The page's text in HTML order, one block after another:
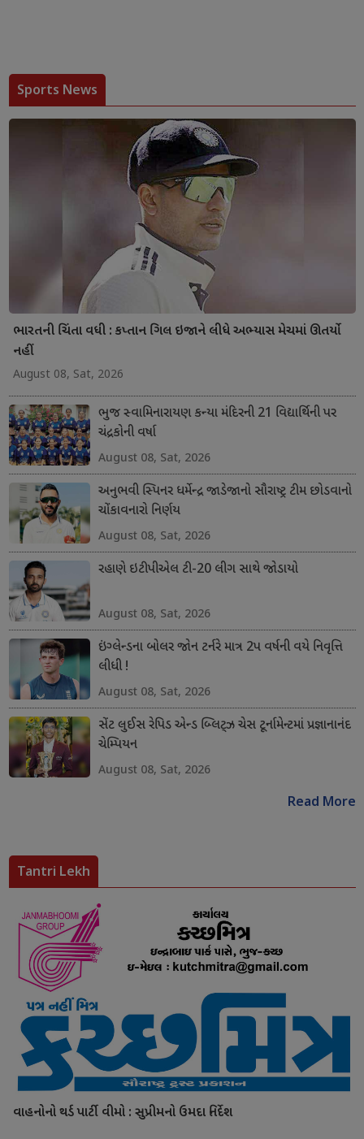
Sports News
ભારતની ચિંતા વધી : કપ્તાન ગિલ ઇજાને લીધે અભ્યાસ મેચમાં ઊતર્યો
નહીં
August 08, Sat, 2026
ભુજ સ્વામિનારાયણ કન્યા મંદિરની 21 વિદ્યાર્થિની પર
ચંદ્રકોની વર્ષા
August 08, Sat, 2026
અનુભવી સ્પિનર ધર્મેન્દ્ર જાડેજાનો સૌરાષ્ટ્ર ટીમ છોડવાનો
ચોંકાવનારો નિર્ણય
August 08, Sat, 2026
રહાણે ઇટીપીએલ ટી-20 લીગ સાથે જોડાયો
August 08, Sat, 2026
ઇંગ્લેન્ડના બોલર જોન ટર્નરે માત્ર 2પ વર્ષની વયે નિવૃત્તિ
લીધી !
August 08, Sat, 2026
સેંટ લુઈસ રેપિડ એન્ડ બ્લિટ્ઝ ચેસ ટૂર્નામેન્ટમાં પ્રજ્ઞાનાનંદ
ચેમ્પિયન
August 08, Sat, 2026
Read More
Tantri Lekh
વાહનોનો થર્ડ પાર્ટી વીમો : સુપ્રીમનો ઉમદા નિર્દેશ